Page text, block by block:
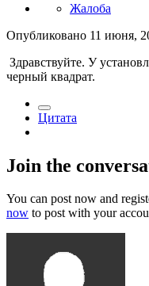
Жалоба
Опубликовано 11 июня,
Здравствуйте. У
черный квадрат.
Цитата
Join the
You can post now and
now to post with your